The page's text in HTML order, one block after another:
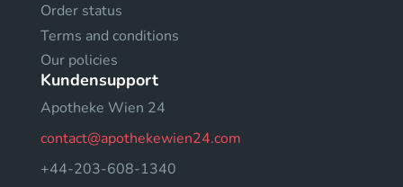
Order status
Terms and conditions
Our policies
Kundensupport
Apotheke Wien 24
contact@apothekewien24.com
+44-203-608-1340